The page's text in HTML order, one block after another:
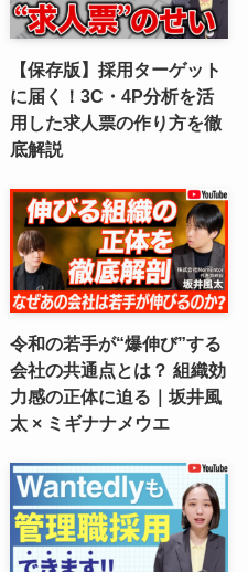
【保存版】採用ターゲット
に届く！3C・4P分析を活
用した求人票の作り方を徹
底解説
令和の若手が“爆伸び”する
会社の共通点とは？ 組織効
力感の正体に迫る｜坂井風
太 × ミギナナメウエ